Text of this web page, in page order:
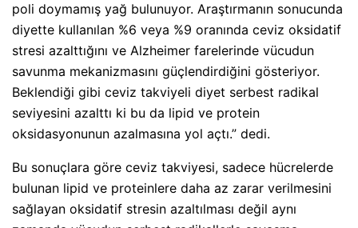
poli doymamış yağ bulunuyor. Araştırmanın sonucunda
diyette kullanılan %6 veya %9 oranında ceviz oksidatif
stresi azalttığını ve Alzheimer farelerinde vücudun
savunma mekanizmasını güçlendirdiğini gösteriyor.
Beklendiği gibi ceviz takviyeli diyet serbest radikal
seviyesini azalttı ki bu da lipid ve protein
oksidasyonunun azalmasına yol açtı.” dedi.
Bu sonuçlara göre ceviz takviyesi, sadece hücrelerde
bulunan lipid ve proteinlere daha az zarar verilmesini
sağlayan oksidatif stresin azaltılması değil aynı